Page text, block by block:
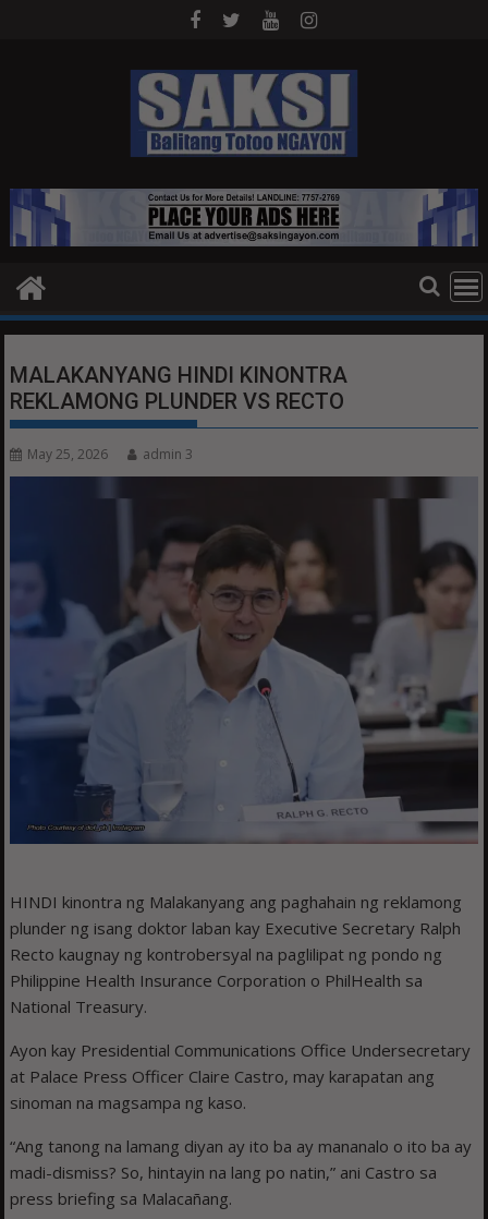
MALAKANYANG HINDI KINONTRA
REKLAMONG PLUNDER VS RECTO
May 25, 2026 admin 3
HINDI kinontra ng Malakanyang ang paghahain ng reklamong
plunder ng isang doktor laban kay Executive Secretary Ralph
Recto kaugnay ng kontrobersyal na paglilipat ng pondo ng
Philippine Health Insurance Corporation o PhilHealth sa
National Treasury.
Ayon kay Presidential Communications Office Undersecretary
at Palace Press Officer Claire Castro, may karapatan ang
sinoman na magsampa ng kaso.
“Ang tanong na lamang diyan ay ito ba ay mananalo o ito ba ay
madi-dismiss? So, hintayin na lang po natin,” ani Castro sa
press briefing sa Malacañang.